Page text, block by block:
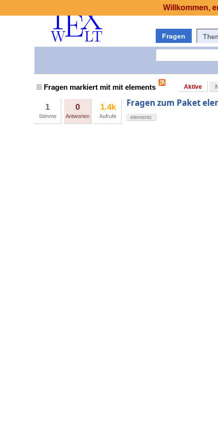
Fragen
Fragen markiert mit mit elements Aktive
1
Stimme
0
Antworten
1.4k
Aufrufe
Fragen zum Paket
elements
Willkommen,